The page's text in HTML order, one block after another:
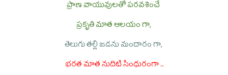
ప్రాణ వాయువులతో పరవశించే
ప్రకృతి మాత ఆలయం గా,
తెలుగు తల్లి జడను మందారం గా,
భరత మాత నుదిటి సింధురంగా ...